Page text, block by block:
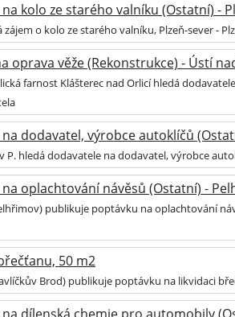
kolo ze starého valníku (Ostatní) -
zájem o kolo ze starého valníku, Plzeň-sever -
oprava věže (Rekonstrukce) - Ústí
farnost Klášterec nad Orlicí hledá
dodavatel, výrobce autoklíčů
P. hledá dodavatele na dodavatel, výrobce
oplachtování návěsů (Ostatní) -
publikuje poptávku na oplachtování
50 m2
Brod) publikuje poptávku na likvidaci